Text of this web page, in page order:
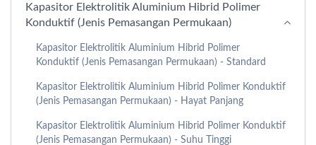
Kapasitor Elektrolitik Aluminium Hibrid Polimer
Konduktif (Jenis Pemasangan Permukaan)
Kapasitor Elektrolitik Aluminium Hibrid Polimer
Konduktif (Jenis Pemasangan Permukaan) - Standard
Kapasitor Elektrolitik Aluminium Hibrid Polimer Konduktif
(Jenis Pemasangan Permukaan) - Hayat Panjang
Kapasitor Elektrolitik Aluminium Hibrid Polimer Konduktif
(Jenis Pemasangan Permukaan) - Suhu Tinggi